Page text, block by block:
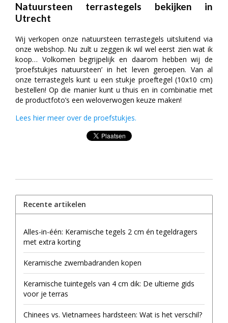
Natuursteen terrastegels bekijken in
Utrecht
Wij verkopen onze natuursteen terrastegels uitsluitend via
onze webshop. Nu zult u zeggen ik wil wel eerst zien wat ik
koop… Volkomen begrijpelijk en daarom hebben wij de
‘proefstukjes natuursteen’ in het leven geroepen. Van al
onze terrastegels kunt u een stukje proeftegel (10x10 cm)
bestellen! Op die manier kunt u thuis en in combinatie met
de productfoto’s een weloverwogen keuze maken!
Lees hier meer over de proefstukjes.
Recente artikelen
Alles-in-één: Keramische tegels 2 cm én tegeldragers
met extra korting
Keramische zwembadranden kopen
Keramische tuintegels van 4 cm dik: De ultieme gids
voor je terras
Chinees vs. Vietnamees hardsteen: Wat is het verschil?